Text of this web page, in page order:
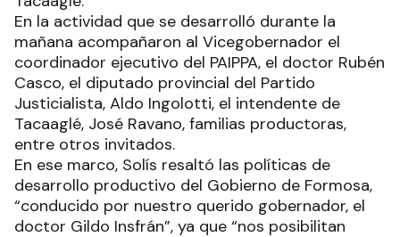
En la actividad que se desarrolló durante la
mañana acompañaron al Vicegobernador el
coordinador ejecutivo del PAIPPA, el doctor Rubén
Casco, el diputado provincial del Partido
Justicialista, Aldo Ingolotti, el intendente de
Tacaaglé, José Ravano, familias productoras,
entre otros invitados.
En ese marco, Solís resaltó las políticas de
desarrollo productivo del Gobierno de Formosa,
“conducido por nuestro querido gobernador, el
doctor Gildo Insfrán”, ya que “nos posibilitan